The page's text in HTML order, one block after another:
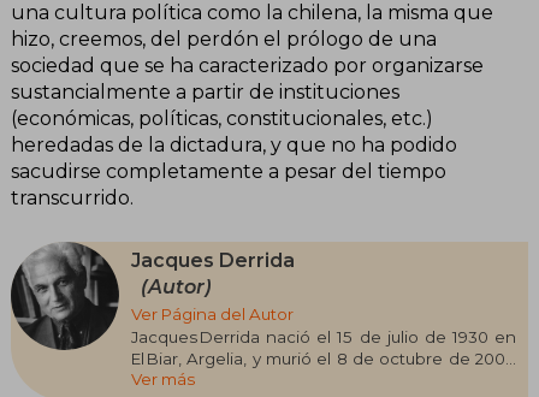
una cultura política como la chilena, la misma que
hizo, creemos, del perdón el prólogo de una
sociedad que se ha caracterizado por organizarse
sustancialmente a partir de instituciones
(económicas, políticas, constitucionales, etc.)
heredadas de la dictadura, y que no ha podido
sacudirse completamente a pesar del tiempo
transcurrido.
Jacques Derrida
(Autor)
Ver Página del Autor
Jacques Derrida nació el 15 de julio de 1930 en
El Biar, Argelia, y murió el 8 de octubre de 2004
en París, Francia. Proveniente de una familia
Ver más